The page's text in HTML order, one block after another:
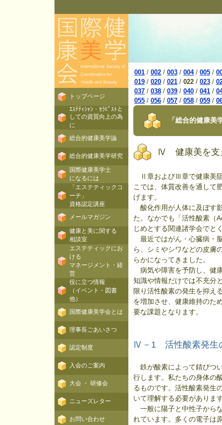
001 / 002 / 003 / 004 / 005 /
019 / 020 / 021 / 022 / 023 /
037 / 038 / 039 / 040 / 041 /
055 / 056 / 057 / 058 / 059 /
「総合的健康
Ⅳ 健康美を支
Ⅱ章およびⅢ章で健康美阻
こでは、体質改善を通して
げます。
酸化作用が人体に及ぼす
た。なかでも「活性酸素（
じめとする関連諸学会でと
最近ではがん・心臓病・
ら、シミやシワなどの皮膚
らかになってきました。
病気や障害を予防し、健
知識や情報だけでは不充分
限り活性酸素の発生を抑え
を増加させ、健康維持のた
要な課題となります。
Ⅳ－1 活性酸素発生
鉄が酸素によって錆びつ
行します。私たちの身体の
るものです。活性酸素発生
いて理解する必要がありま
一般に陽子と中性子から
れています。多くの電子は
トップページ
ｴｽﾃﾃｨｼｬﾝ・ｾﾗﾋﾟｽﾄと
しての資質向上の為
に
総合的健康美学論
総合的健康美学研究
国際健康美学士
になるには
「エステティックコ
ーチ」
資格認定講座
メールマガジン
健康と美に関する
相談室
エステティックにお
ける
マネージメント・経
営
役に立つ情報
（イベント・図書
他）
国際健康美学会とは
理事長ごあいさつ
認定制度
入会のご案内
大会 ・ 研修会
ニューズレター
お問い合わせ